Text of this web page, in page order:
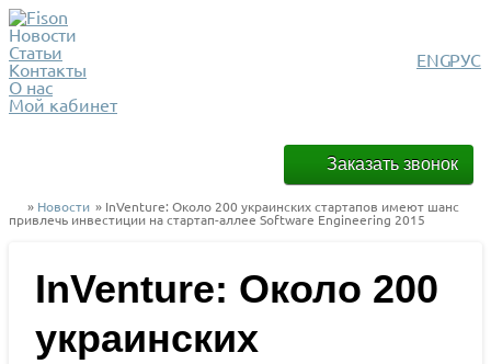
РУС
ENG
Новости
Статьи
Контакты
О нас
Мой кабинет
Заказать звонок
» Новости » InVenture: Около 200 украинских стартапов имеют шанс
привлечь инвестиции на стартап-аллее Software Engineering 2015
InVenture: Около 200
украинских